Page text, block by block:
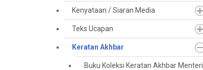
Kenyataan / Siaran Media
Teks Ucapan
Keratan Akhbar
Buku Koleksi Keratan Akhbar Menteri